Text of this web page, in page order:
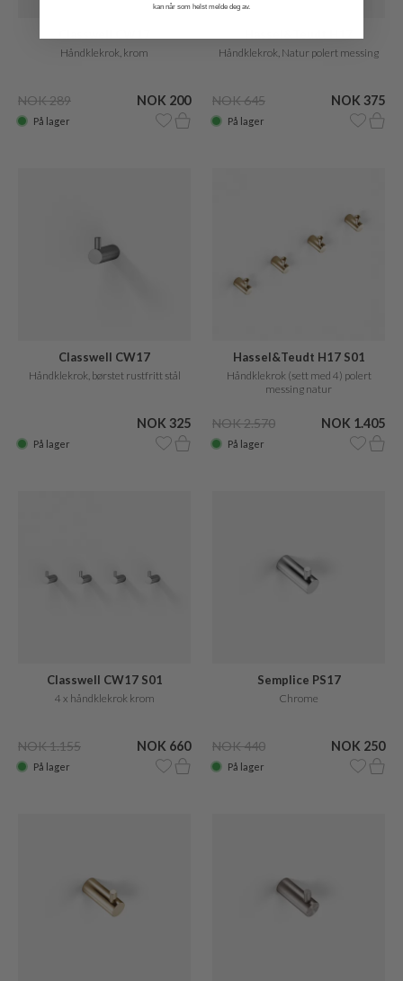
Håndklekrok, krom
NOK 289 NOK 200
På lager
Håndklekrok, Natur polert messing
NOK 645 NOK 375
På lager
Classwell CW17
Håndklekrok, børstet rustfritt stål
NOK 325
På lager
Hassel&Teudt H17 S01
Håndklekrok (sett med 4) polert
messing natur
NOK 2.570 NOK 1.405
På lager
Classwell CW17 S01
4 x håndklekrok krom
NOK 1.155 NOK 660
På lager
Semplice PS17
Chrome
NOK 440 NOK 250
På lager
kan når som helst melde deg av.